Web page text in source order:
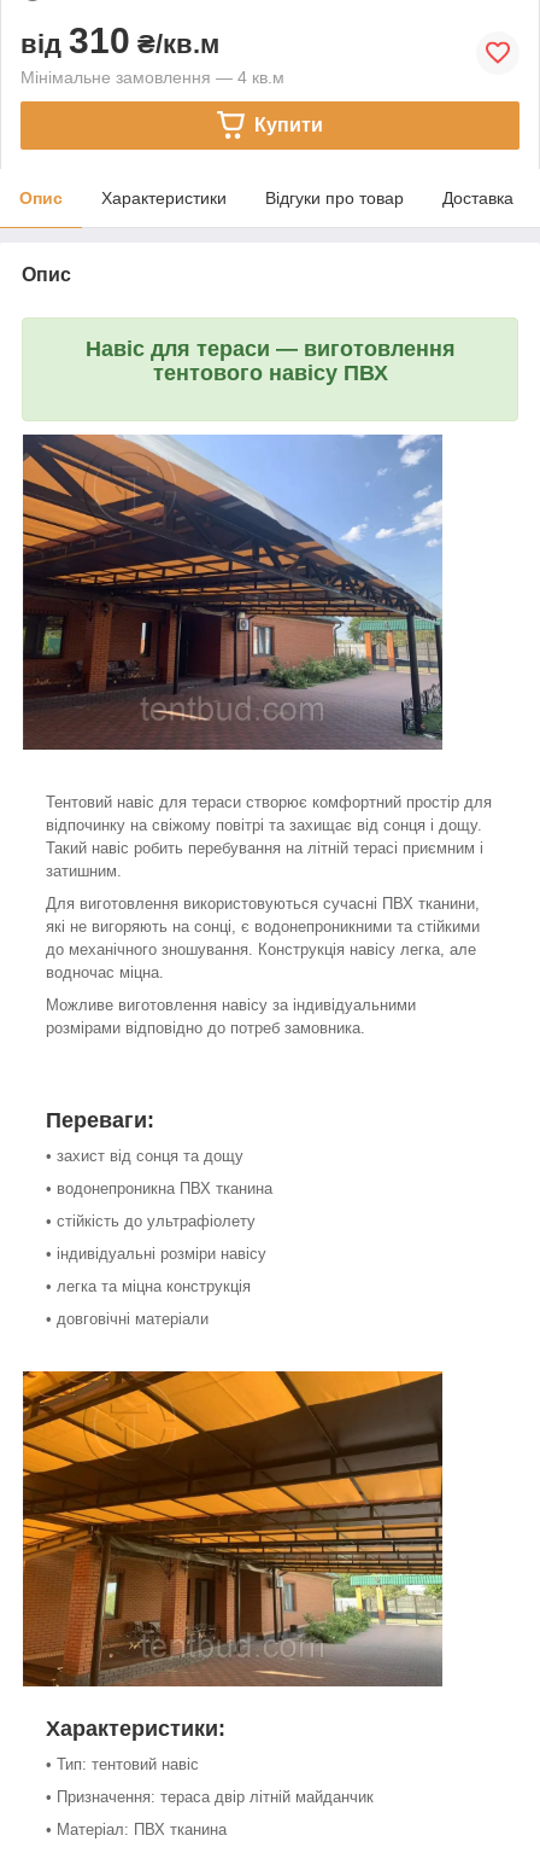
від 310 ₴/кв.м
Мінімальне замовлення — 4 кв.м
Купити
Опис Характеристики Відгуки про товар Доставка
Опис
Навіс для тераси — виготовлення
тентового навісу ПВХ
Тентовий навіс для тераси створює комфортний простір для
відпочинку на свіжому повітрі та захищає від сонця і дощу.
Такий навіс робить перебування на літній терасі приємним і
затишним.
Для виготовлення використовуються сучасні ПВХ тканини,
які не вигоряють на сонці, є водонепроникними та стійкими
до механічного зношування. Конструкція навісу легка, але
водночас міцна.
Можливе виготовлення навісу за індивідуальними
розмірами відповідно до потреб замовника.
Переваги:
• захист від сонця та дощу
• водонепроникна ПВХ тканина
• стійкість до ультрафіолету
• індивідуальні розміри навісу
• легка та міцна конструкція
• довговічні матеріали
Характеристики:
• Тип: тентовий навіс
• Призначення: тераса двір літній майданчик
• Матеріал: ПВХ тканина